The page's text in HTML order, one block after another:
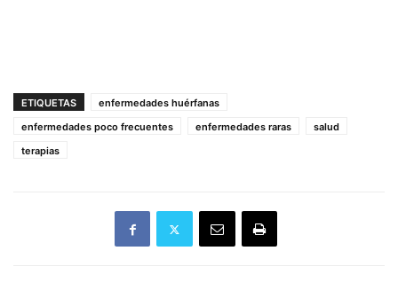
ETIQUETAS
enfermedades huérfanas
enfermedades poco frecuentes
enfermedades raras
salud
terapias